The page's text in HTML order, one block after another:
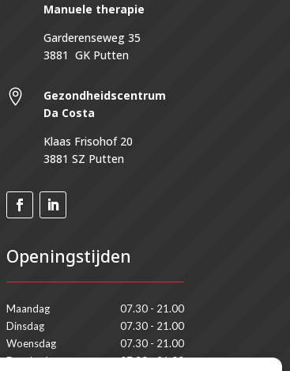
Manuele therapie
Garderenseweg 35
3881 GK Putten

Gezondheidscentrum
Da Costa
Klaas Frisohof 20
3881 SZ Putten
Openingstijden
Maandag
07.30 - 21.00
Dinsdag
07.30 - 21.00
Woensdag
07.30 - 21.00
Donderdag
07.30 - 21.00